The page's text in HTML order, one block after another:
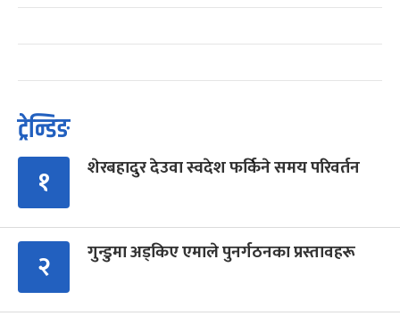
ट्रेन्डिङ
१ शेरबहादुर देउवा स्वदेश फर्किने समय परिवर्तन
२ गुन्डुमा अड्किए एमाले पुनर्गठनका प्रस्तावहरू